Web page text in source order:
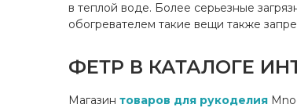
в теплой воде. Более серьезные
обогревателем такие вещи также
ФЕТР В КАТАЛОГЕ
Магазин товаров для рукоделия